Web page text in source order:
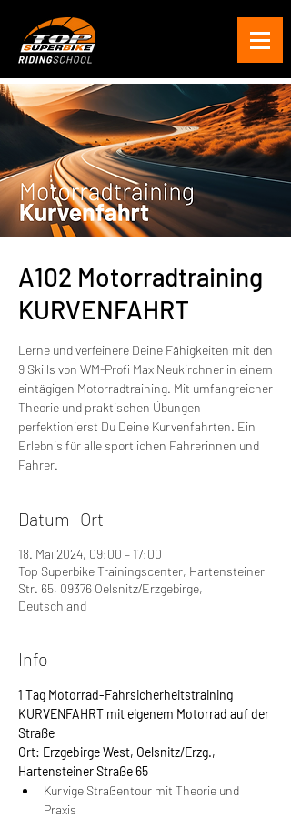
A102 Motorradtraining
KURVENFAHRT
Lerne und verfeinere Deine Fähigkeiten mit den
9 Skills von WM-Profi Max Neukirchner in einem
eintägigen Motorradtraining. Mit umfangreicher
Theorie und praktischen Übungen
perfektionierst Du Deine Kurvenfahrten. Ein
Erlebnis für alle sportlichen Fahrerinnen und
Fahrer.
Datum | Ort
18. Mai 2024, 09:00 – 17:00
Top Superbike Trainingscenter, Hartensteiner
Str. 65, 09376 Oelsnitz/Erzgebirge,
Deutschland
Info
1 Tag Motorrad-Fahrsicherheitstraining
KURVENFAHRT mit eigenem Motorrad auf der
Straße
Ort: Erzgebirge West, Oelsnitz/Erzg.,
Hartensteiner Straße 65
Kurvige Straßentour mit Theorie und
Praxis